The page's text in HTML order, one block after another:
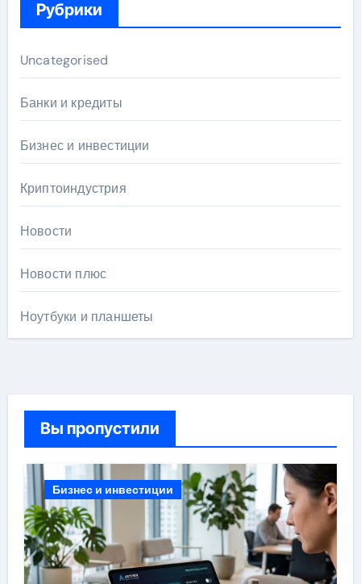
Рубрики
Uncategorised
Банки и кредиты
Бизнес и инвестиции
Криптоиндустрия
Новости
Новости плюс
Ноутбуки и планшеты
Вы пропустили
Бизнес и инвестиции